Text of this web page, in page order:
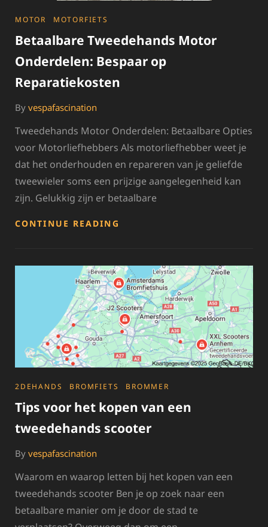
CATEGORIES
MOTOR MOTORFIETS
Betaalbare Tweedehands Motor
Onderdelen: Bespaar op
Reparatiekosten
By vespafascination
Tweedehands Motor Onderdelen: Betaalbare Opties
voor Motorliefhebbers Als motorliefhebber weet je
dat het onderhouden en repareren van je geliefde
tweewieler soms een prijzige aangelegenheid kan
zijn. Gelukkig zijn er betaalbare
CONTINUE READING
BESPAAR
OP
REPARATIEKOSTEN
CATEGORIES
2DEHANDS BROMFIETS BROMMER
Tips voor het kopen van een
tweedehands scooter
By vespafascination
Waarom en waarop letten bij het kopen van een
tweedehands scooter Ben je op zoek naar een
betaalbare manier om je door de stad te